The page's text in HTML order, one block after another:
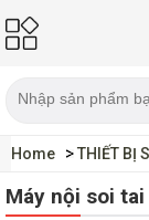
Home
THIẾT BỊ
MÁY NỘI SOI TAI
Máy nội soi